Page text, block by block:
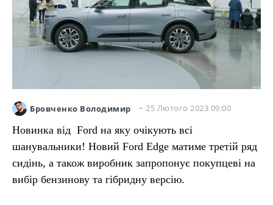
Бровченко Володимир 25 Лютого 2023 09:00
Новинка від Ford на яку очікують всі
шанувальники! Новий Ford Edge матиме третій ряд
сидінь, а також виробник запропонує покупцеві на
вибір бензинову та гібридну версію.